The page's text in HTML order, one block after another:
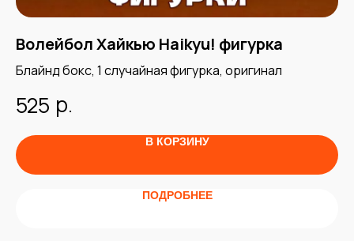
Волейбол Хайкью Haikyu! фигурка
Блайнд бокс, 1 случайная фигурка, оригинал
525 р.
В КОРЗИНУ
ПОДРОБНЕЕ